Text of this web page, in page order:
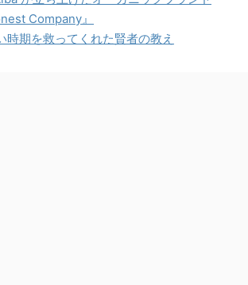
Company』
時期を救ってくれた賢者の教え